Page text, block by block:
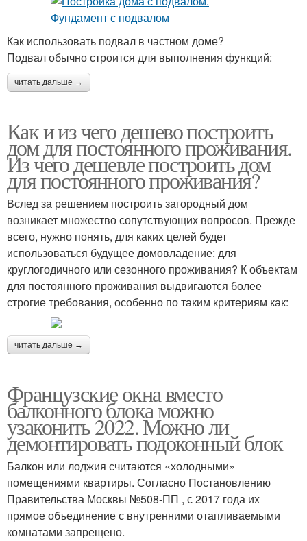
Как использовать подвал в частном доме?
Подвал обычно строится для выполнения функций:
читать дальше →
Как и из чего дешево построить
дом для постоянного проживания.
Из чего дешевле построить дом
для постоянного проживания?
Вслед за решением построить загородный дом
возникает множество сопутствующих вопросов. Прежде
всего, нужно понять, для каких целей будет
использоваться будущее домовладение: для
круглогодичного или сезонного проживания? К объектам
для постоянного проживания выдвигаются более
строгие требования, особенно по таким критериям как:
читать дальше →
Французские окна вместо
балконного блока можно
узаконить 2022. Можно ли
демонтировать подоконный блок
Балкон или лоджия считаются «холодными»
помещениями квартиры. Согласно Постановлению
Правительства Москвы №508-ПП , с 2017 года их
прямое объединение с внутренними отапливаемыми
комнатами запрещено.